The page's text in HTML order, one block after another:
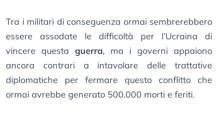
Tra i militari di conseguenza ormai sembrerebbero
essere assodate le difficoltà per l’Ucraina di
vincere questa guerra, ma i governi appaiono
ancora contrari a intavolare delle trattative
diplomatiche per fermare questo conflitto che
ormai avrebbe generato 500.000 morti e feriti.